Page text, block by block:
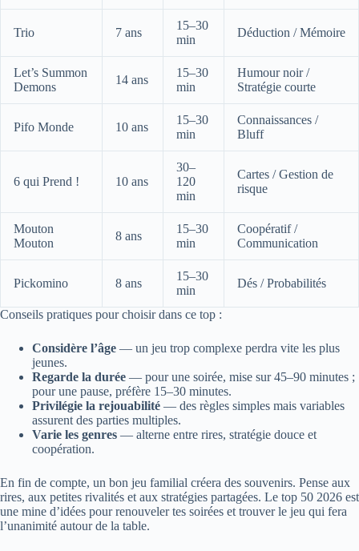
Trio 7 ans
15–30
min
Déduction / Mémoire
Let’s Summon
Demons
14 ans
15–30
min
Humour noir /
Stratégie courte
Pifo Monde 10 ans
15–30
min
Connaissances /
Bluff
6 qui Prend ! 10 ans
30–
120
min
Cartes / Gestion de
risque
Mouton
Mouton
8 ans
15–30
min
Coopératif /
Communication
Pickomino 8 ans
15–30
min
Dés / Probabilités
Conseils pratiques pour choisir dans ce top :
Considère l’âge — un jeu trop complexe perdra vite les plus
jeunes.
Regarde la durée — pour une soirée, mise sur 45–90 minutes ;
pour une pause, préfère 15–30 minutes.
Privilégie la rejouabilité — des règles simples mais variables
assurent des parties multiples.
Varie les genres — alterne entre rires, stratégie douce et
coopération.
En fin de compte, un bon jeu familial créera des souvenirs. Pense aux
rires, aux petites rivalités et aux stratégies partagées. Le top 50 2026 est
une mine d’idées pour renouveler tes soirées et trouver le jeu qui fera
l’unanimité autour de la table.